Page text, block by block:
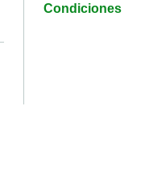
Condiciones